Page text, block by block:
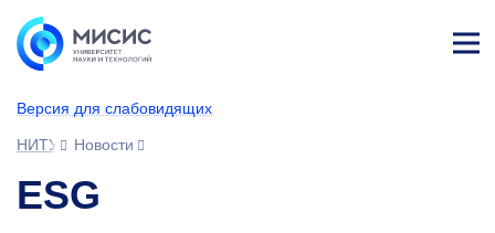
Версия для слабовидящих
НИТУ МИСИС
Новости
ESG